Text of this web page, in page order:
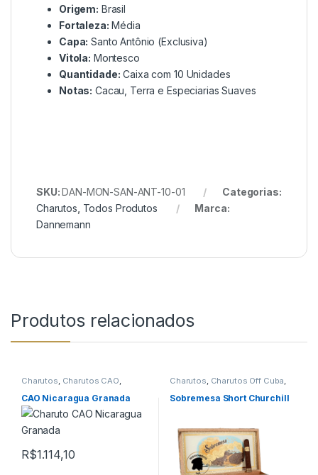
Origem: Brasil
Fortaleza: Média
Capa: Santo Antônio (Exclusiva)
Vitola: Montesco
Quantidade: Caixa com 10 Unidades
Notas: Cacau, Terra e Especiarias Suaves
SKU:DAN-MON-SAN-ANT-10-01
Categorias:
Charutos Todos Produtos
Marca:
Dannemann
Produtos relacionados
Charutos Charutos CAO
Charutos Nicaragua Charutos
Off Cuba
CAO Nicaragua Granada
R$1.114,10
Charutos Charutos Off Cuba
Charutos Sobremesa
Sobremesa Short Churchill